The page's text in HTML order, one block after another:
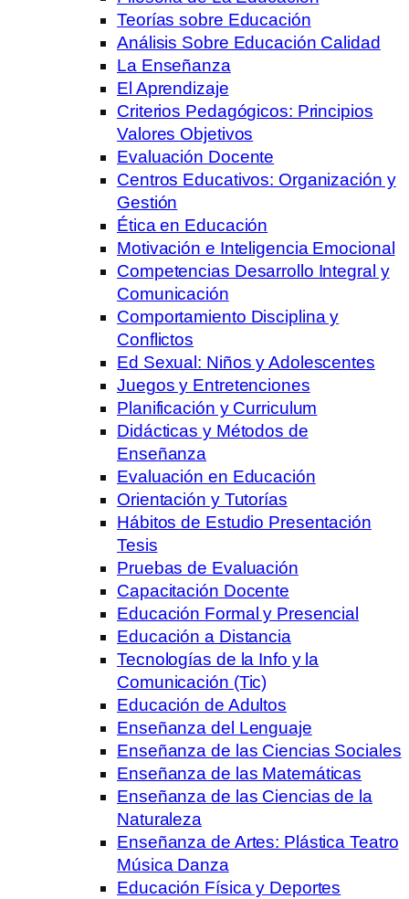
Teorías sobre Educación
Análisis Sobre Educación Calidad
La Enseñanza
El Aprendizaje
Criterios Pedagógicos: Principios
Valores Objetivos
Evaluación Docente
Centros Educativos: Organización y
Gestión
Ética en Educación
Motivación e Inteligencia Emocional
Competencias Desarrollo Integral y
Comunicación
Comportamiento Disciplina y
Conflictos
Ed Sexual: Niños y Adolescentes
Juegos y Entretenciones
Planificación y Curriculum
Didácticas y Métodos de
Enseñanza
Evaluación en Educación
Orientación y Tutorías
Hábitos de Estudio Presentación
Tesis
Pruebas de Evaluación
Capacitación Docente
Educación Formal y Presencial
Educación a Distancia
Tecnologías de la Info y la
Comunicación (Tic)
Educación de Adultos
Enseñanza del Lenguaje
Enseñanza de las Ciencias Sociales
Enseñanza de las Matemáticas
Enseñanza de las Ciencias de la
Naturaleza
Enseñanza de Artes: Plástica Teatro
Música Danza
Educación Física y Deportes